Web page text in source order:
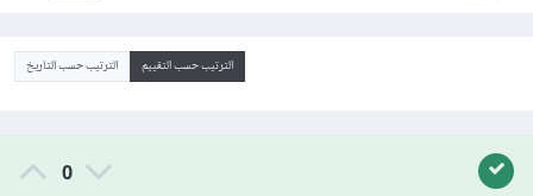
الترتيب حسب التقييم الترتيب حسب التاريخ
0